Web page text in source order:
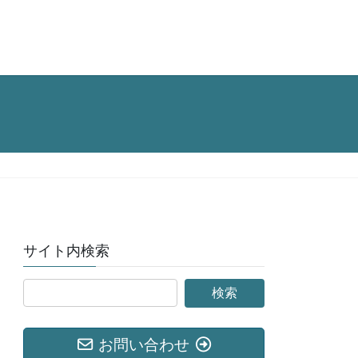
サイト内検索
お問い合わせ